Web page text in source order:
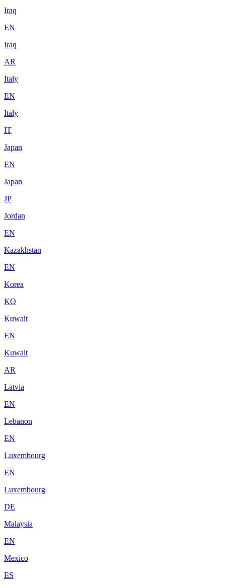
Iraq
EN
Iraq
AR
Italy
EN
Italy
IT
Japan
EN
Japan
JP
Jordan
EN
Kazakhstan
EN
Korea
KO
Kuwait
EN
Kuwait
AR
Latvia
EN
Lebanon
EN
Luxembourg
EN
Luxembourg
DE
Malaysia
EN
Mexico
ES